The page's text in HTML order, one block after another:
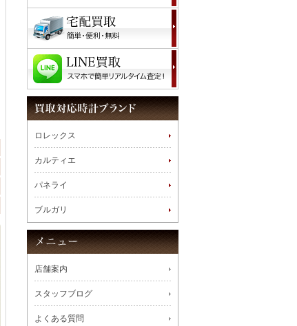
ロレックス
カルティエ
パネライ
ブルガリ
店舗案内
スタッフブログ
よくある質問